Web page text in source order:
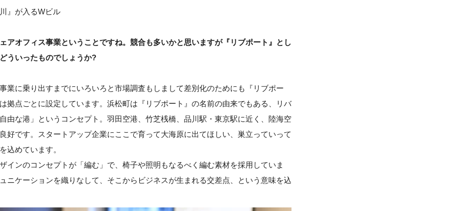
』が入るWビル
オフィス事業ということですね。競合も多いかと思いますが『リブポート』とし
ういったものでしょうか?
業に乗り出すまでにいろいろと市場調査もしまして差別化のためにも『リブポー
拠点ごとに設定しています。浜松町は『リブポート』の名前の由来でもある、リバ
由な港」というコンセプト。羽田空港、竹芝桟橋、品川駅・東京駅に近く、陸海空
好です。スタートアップ企業にここで育って大海原に出てほしい、巣立っていって
込めています。
インのコンセプトが「編む」で、椅子や照明もなるべく編む素材を採用していま
ニケーションを織りなして、そこからビジネスが生まれる交差点、という意味を込